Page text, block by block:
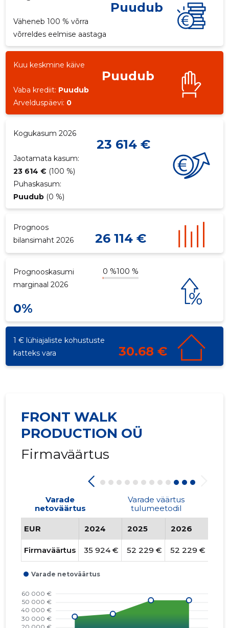
Puudub
Väheneb 100 % võrra
võrreldes eelmise aastaga
Kuu keskmine käive
Puudub
Vaba krediit: Puudub
Arvelduspäevi: 0
Kogukasum 2026
23 614 €
Jaotamata kasum:
23 614 € (100 %)
Puhaskasum:
Puudub (0 %)
Prognoos
bilansimaht 2026
26 114 €
Prognooskasumi
marginaal 2026
0 %100 %
0%
1 € lühiajaliste kohustuste
katteks vara
30.68 €
FRONT WALK
PRODUCTION OÜ
Firmaväärtus
Varade
netoväärtus
Varade väärtus
tulumeetodil
EUR 2024 2025 2026
Firmaväärtus 35 924 € 52 229 € 52 229 €